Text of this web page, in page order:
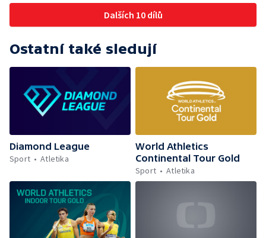
Dalších 10 dílů
Ostatní také sledují
Diamond League
Sport
Atletika
World Athletics
Continental Tour Gold
Sport
Atletika